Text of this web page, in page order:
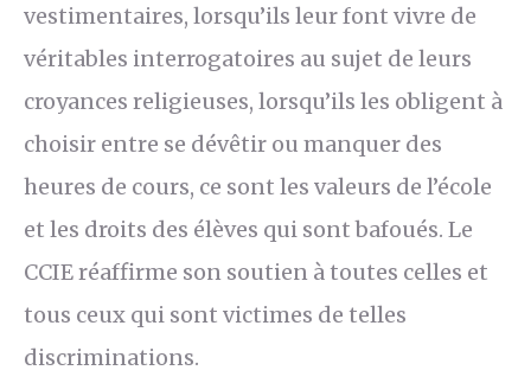
vestimentaires, lorsqu’ils leur font vivre de
véritables interrogatoires au sujet de leurs
croyances religieuses, lorsqu’ils les obligent à
choisir entre se dévêtir ou manquer des
heures de cours, ce sont les valeurs de l’école
et les droits des élèves qui sont bafoués. Le
CCIE réaffirme son soutien à toutes celles et
tous ceux qui sont victimes de telles
discriminations.